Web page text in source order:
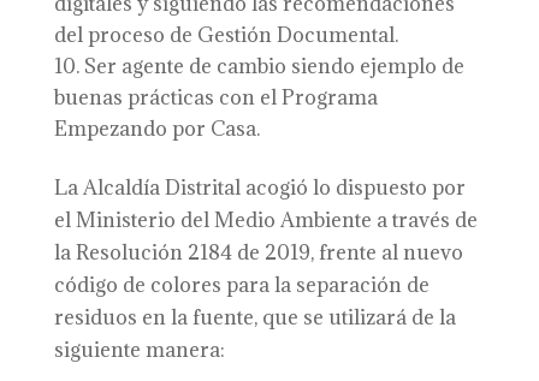
del proceso de Gestión Documental.
Ser agente de cambio siendo ejemplo de
buenas prácticas con el Programa
Empezando por Casa.
La Alcaldía Distrital acogió lo dispuesto por
el Ministerio del Medio Ambiente a través de
la Resolución 2184 de 2019, frente al nuevo
código de colores para la separación de
residuos en la fuente, que se utilizará de la
siguiente manera: